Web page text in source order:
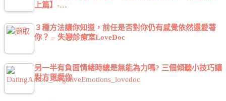
上篇】-…
３種方法讓你知道，前任是否對你仍有感覺依然還愛著
你？ – 失戀診療室LoveDoc
另一半有負面情緒時總是無能為力嗎? 三個傾聽小技巧讓
對方更愛你